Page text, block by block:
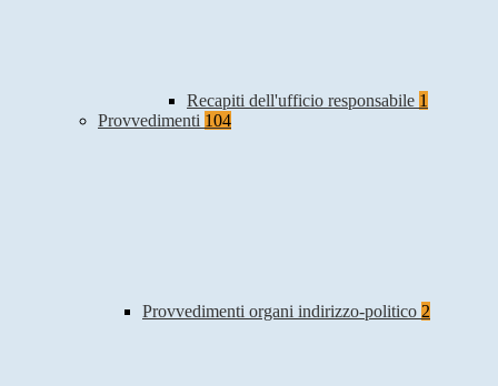
Recapiti dell'ufficio responsabile 1
Provvedimenti 104
Provvedimenti organi indirizzo-politico 2